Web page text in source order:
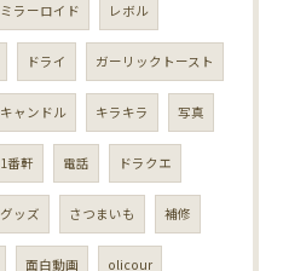
ミラーロイド レボル
ドライ ガーリックトースト
キャンドル キラキラ 写真
1番軒 電話 ドラクエ
グッズ さつまいも 補修
面白動画 olicour